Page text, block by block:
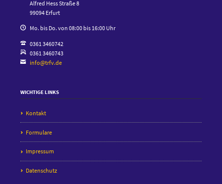
Alfred Hess Straße 8
99094 Erfurt
Mo. bis Do. von 08:00 bis 16:00 Uhr
0361 3460742
0361 3460743
info@trfv.de
WICHTIGE LINKS
Kontakt
Formulare
Impressum
Datenschutz